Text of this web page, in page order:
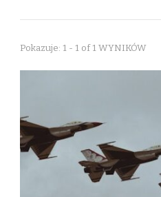
Pokazuje: 1 - 1 of 1 WYNIKÓW